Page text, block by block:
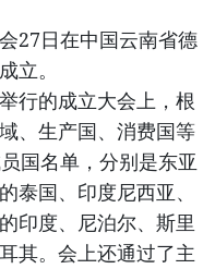
27日在中国云南省德
立。
行的成立大会上，根
、生产国、消费国等
国名单，分别是东亚
泰国、印度尼西亚、
印度、尼泊尔、斯里
其。会上还通过了主